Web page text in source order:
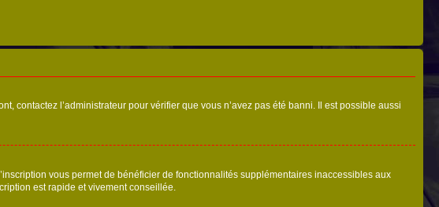
contactez l’administrateur pour vérifier que vous n’avez pas été banni. Il est possible aussi
vous permet de bénéficier de fonctionnalités supplémentaires inaccessibles aux
est rapide et vivement conseillée.